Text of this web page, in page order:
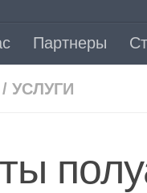
Партнеры
/ УСЛУГИ